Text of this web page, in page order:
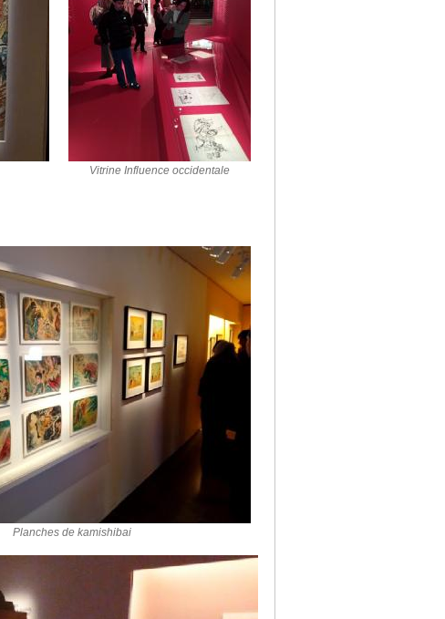
Vitrine Influence occidentale
Planches de kamishibai